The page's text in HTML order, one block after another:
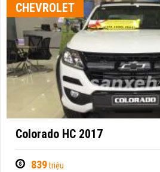
CHEVROLET
Colorado HC 2017
839triệu